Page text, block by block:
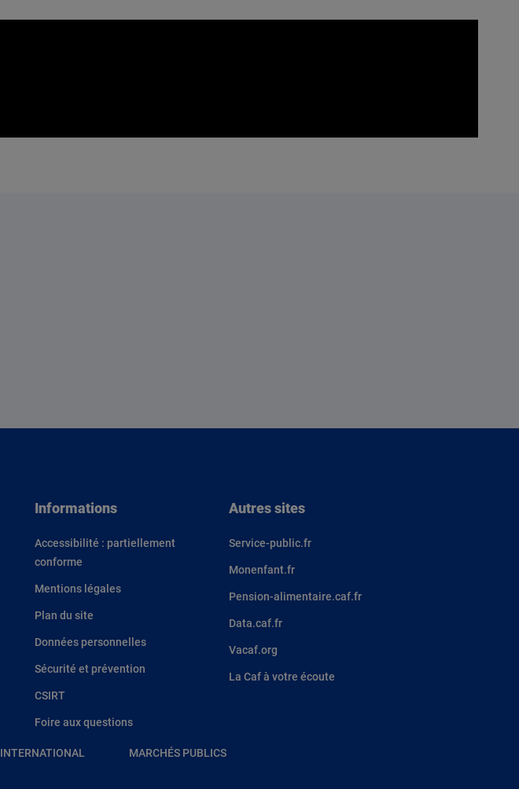
Informations
Accessibilité : partiellement
conforme
Mentions légales
Plan du site
Données personnelles
Sécurité et prévention
CSIRT
Foire aux questions
Autres sites
Service-public.fr
Monenfant.fr
Pension-alimentaire.caf.fr
Data.caf.fr
Vacaf.org
La Caf à votre écoute
INTERNATIONAL MARCHÉS PUBLICS